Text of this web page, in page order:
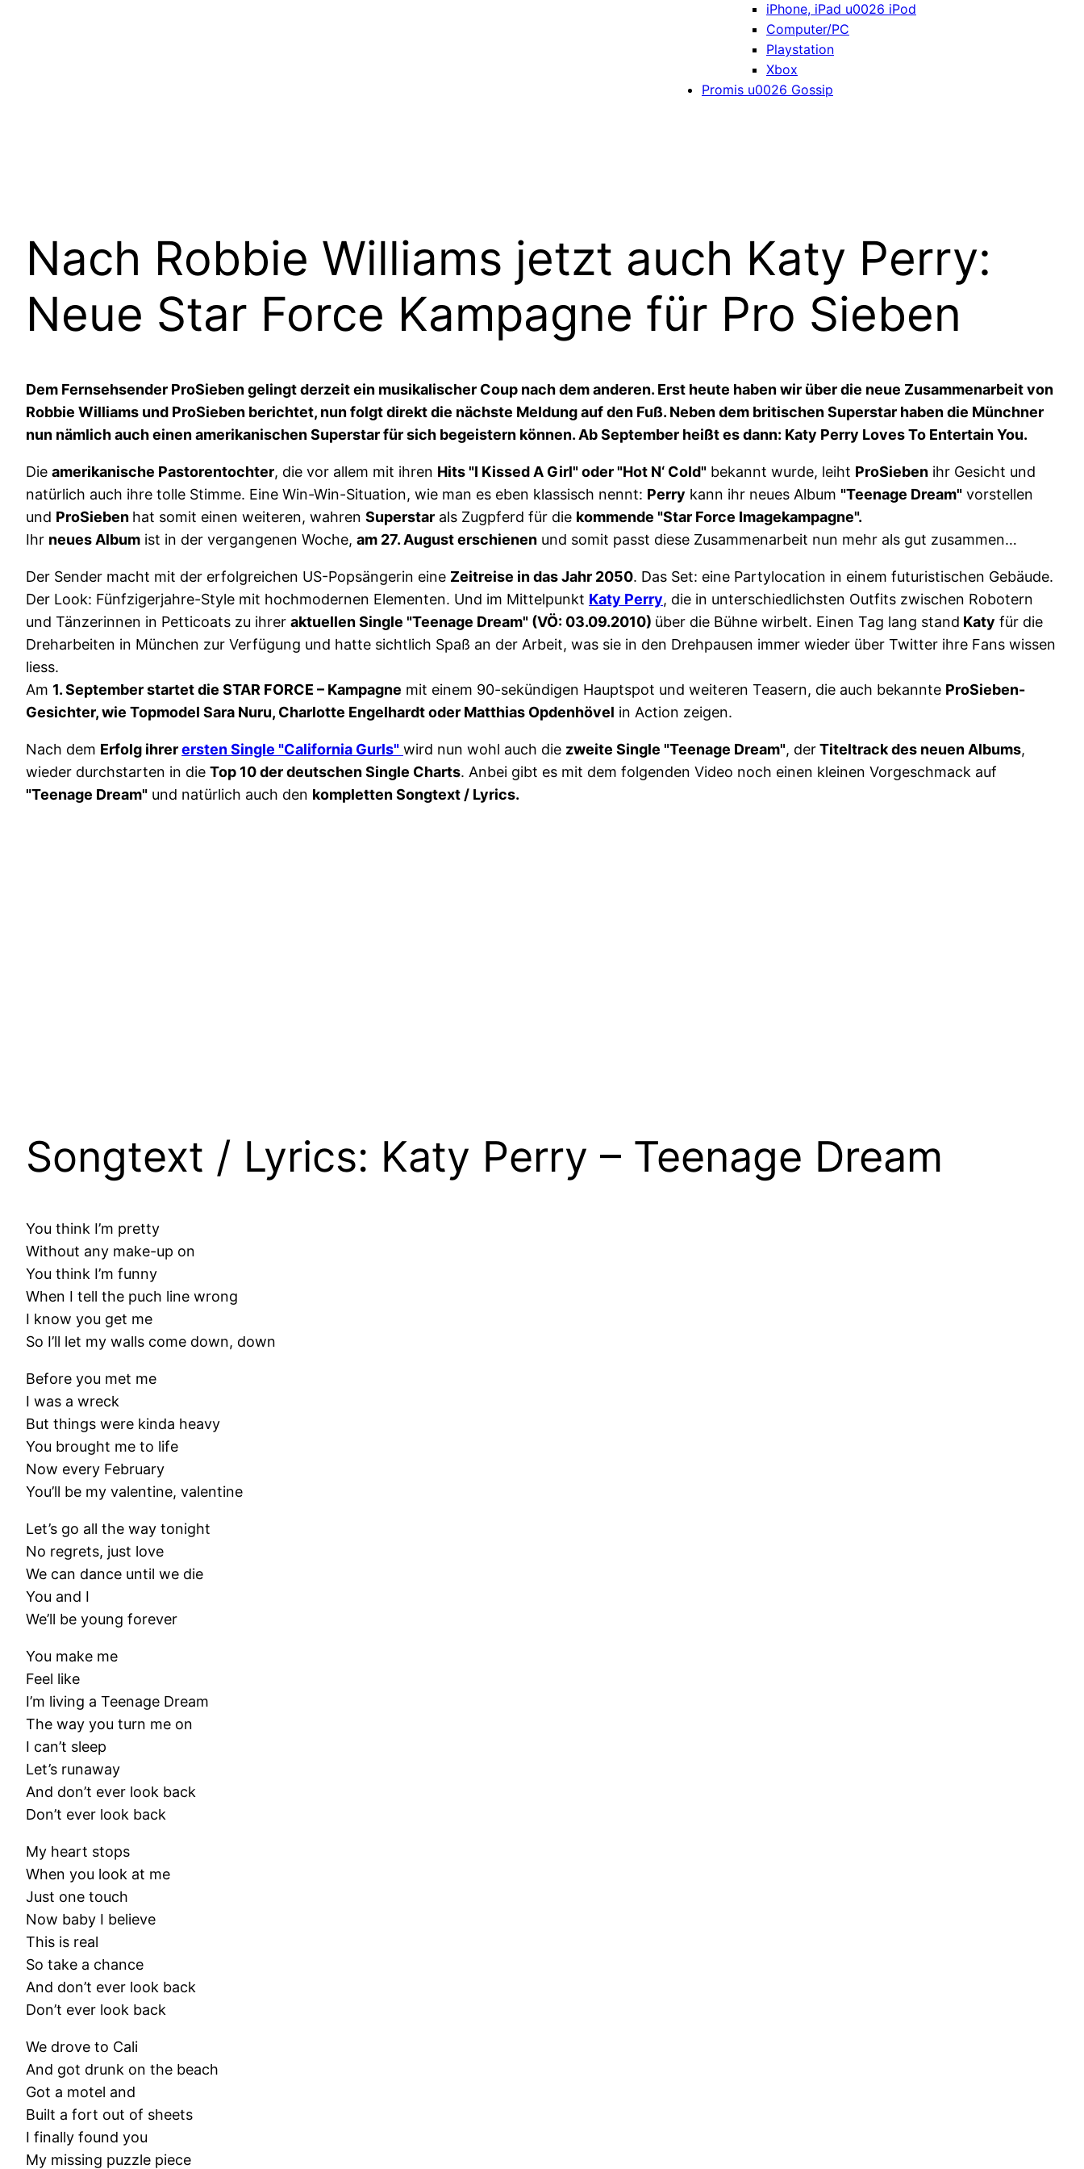
iPhone, iPad u0026 iPod
Computer/PC
Playstation
Xbox
Promis u0026 Gossip
Nach Robbie Williams jetzt auch Katy Perry:
Neue Star Force Kampagne für Pro Sieben
Dem Fernsehsender ProSieben gelingt derzeit ein musikalischer Coup nach dem anderen. Erst heute haben wir über die neue Zusammenarbeit von
Robbie Williams und ProSieben berichtet, nun folgt direkt die nächste Meldung auf den Fuß. Neben dem britischen Superstar haben die Münchner
nun nämlich auch einen amerikanischen Superstar für sich begeistern können. Ab September heißt es dann: Katy Perry Loves To Entertain You.
Die amerikanische Pastorentochter, die vor allem mit ihren Hits "I Kissed A Girl" oder "Hot N‘ Cold" bekannt wurde, leiht ProSieben ihr Gesicht und
natürlich auch ihre tolle Stimme. Eine Win-Win-Situation, wie man es eben klassisch nennt: Perry kann ihr neues Album "Teenage Dream" vorstellen
und ProSieben hat somit einen weiteren, wahren Superstar als Zugpferd für die kommende "Star Force Imagekampagne".
Ihr neues Album ist in der vergangenen Woche, am 27. August erschienen und somit passt diese Zusammenarbeit nun mehr als gut zusammen…
Der Sender macht mit der erfolgreichen US-Popsängerin eine Zeitreise in das Jahr 2050. Das Set: eine Partylocation in einem futuristischen Gebäude.
Der Look: Fünfzigerjahre-Style mit hochmodernen Elementen. Und im Mittelpunkt Katy Perry, die in unterschiedlichsten Outfits zwischen Robotern
und Tänzerinnen in Petticoats zu ihrer aktuellen Single "Teenage Dream" (VÖ: 03.09.2010) über die Bühne wirbelt. Einen Tag lang stand Katy für die
Dreharbeiten in München zur Verfügung und hatte sichtlich Spaß an der Arbeit, was sie in den Drehpausen immer wieder über Twitter ihre Fans wissen
liess.
Am 1. September startet die STAR FORCE – Kampagne mit einem 90-sekündigen Hauptspot und weiteren Teasern, die auch bekannte ProSieben-
Gesichter, wie Topmodel Sara Nuru, Charlotte Engelhardt oder Matthias Opdenhövel in Action zeigen.
Nach dem Erfolg ihrerersten Single "California Gurls" wird nun wohl auch die zweite Single "Teenage Dream", derTiteltrack des neuen Albums,
wieder durchstarten in die Top 10 der deutschen Single Charts. Anbei gibt es mit dem folgenden Video noch einen kleinen Vorgeschmack auf
"Teenage Dream" und natürlich auch den kompletten Songtext / Lyrics.
Songtext / Lyrics: Katy Perry – Teenage Dream
You think I’m pretty
Without any make-up on
You think I’m funny
When I tell the puch line wrong
I know you get me
So I’ll let my walls come down, down
Before you met me
I was a wreck
But things were kinda heavy
You brought me to life
Now every February
You’ll be my valentine, valentine
Let’s go all the way tonight
No regrets, just love
We can dance until we die
You and I
We’ll be young forever
You make me
Feel like
I’m living a Teenage Dream
The way you turn me on
I can’t sleep
Let’s runaway
And don’t ever look back
Don’t ever look back
My heart stops
When you look at me
Just one touch
Now baby I believe
This is real
So take a chance
And don’t ever look back
Don’t ever look back
We drove to Cali
And got drunk on the beach
Got a motel and
Built a fort out of sheets
I finally found you
My missing puzzle piece